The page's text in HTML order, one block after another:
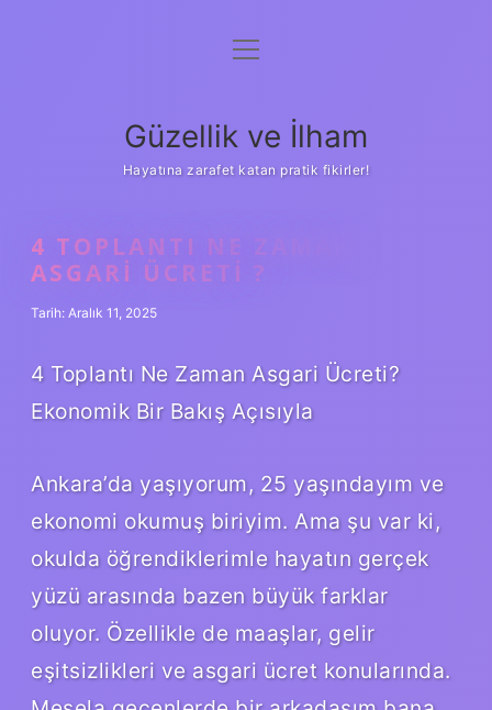
Anasayfa
Yasal Uyarı
menüyü
Güzellik ve İlham
Hayatına zarafet katan pratik fikirler!
4 TOPLANTI NE ZAMAN
ASGARI ÜCRETI ?
Tarih: Aralık 11, 2025
4 Toplantı Ne Zaman Asgari Ücreti?
Ekonomik Bir Bakış Açısıyla
Ankara’da yaşıyorum, 25 yaşındayım ve
ekonomi okumuş biriyim. Ama şu var ki,
okulda öğrendiklerimle hayatın gerçek
yüzü arasında bazen büyük farklar
oluyor. Özellikle de maaşlar, gelir
eşitsizlikleri ve asgari ücret konularında.